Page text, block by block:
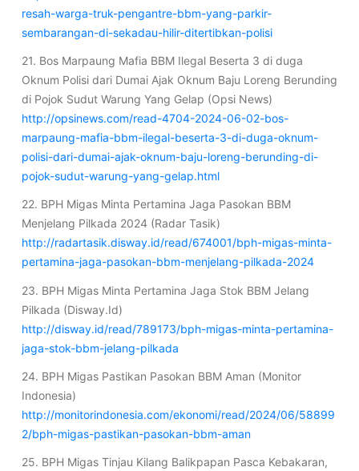
resah-warga-truk-pengantre-bbm-yang-parkir-
sembarangan-di-sekadau-hilir-ditertibkan-polisi
21. Bos Marpaung Mafia BBM Ilegal Beserta 3 di duga
Oknum Polisi dari Dumai Ajak Oknum Baju Loreng Berunding
di Pojok Sudut Warung Yang Gelap (Opsi News)
http://opsinews.com/read-4704-2024-06-02-bos-
marpaung-mafia-bbm-ilegal-beserta-3-di-duga-oknum-
polisi-dari-dumai-ajak-oknum-baju-loreng-berunding-di-
pojok-sudut-warung-yang-gelap.html
22. BPH Migas Minta Pertamina Jaga Pasokan BBM
Menjelang Pilkada 2024 (Radar Tasik)
http://radartasik.disway.id/read/674001/bph-migas-minta-
pertamina-jaga-pasokan-bbm-menjelang-pilkada-2024
23. BPH Migas Minta Pertamina Jaga Stok BBM Jelang
Pilkada (Disway.Id)
http://disway.id/read/789173/bph-migas-minta-pertamina-
jaga-stok-bbm-jelang-pilkada
24. BPH Migas Pastikan Pasokan BBM Aman (Monitor
Indonesia)
http://monitorindonesia.com/ekonomi/read/2024/06/58899
2/bph-migas-pastikan-pasokan-bbm-aman
25. BPH Migas Tinjau Kilang Balikpapan Pasca Kebakaran,